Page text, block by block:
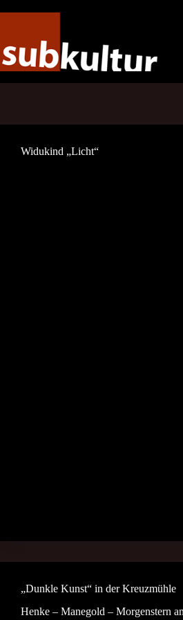
Widukind „Licht“
„Dunkle Kunst“ in der Kreuzmühle
Henke – Manegold – Morgenstern